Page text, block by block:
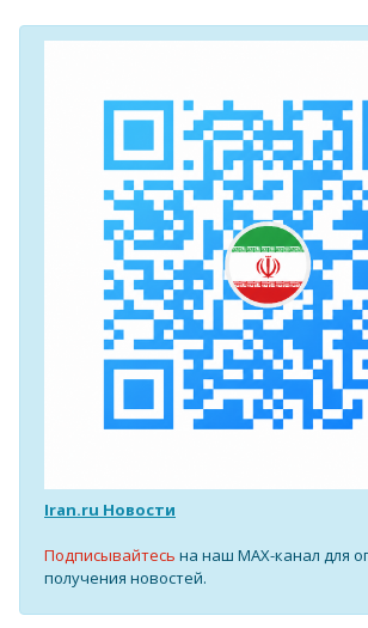
Iran.ru Новости
Подписывайтесь на наш MAX-канал для
получения новостей.